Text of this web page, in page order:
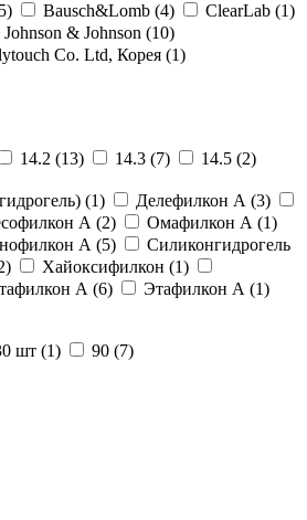
5) Bausch&Lomb (4) ClearLab (1)
Johnson & Johnson (10)
Co. Ltd, Корея (1)
14.2 (13) 14.3 (7) 14.5 (2)
(1) Делефилкон А (3)
А (2) Омафилкон А (1)
А (5)
Силиконгидрогель
) Хайоксифилкон (1)
А (6) Этафилкон А (1)
шт (1) 90 (7)